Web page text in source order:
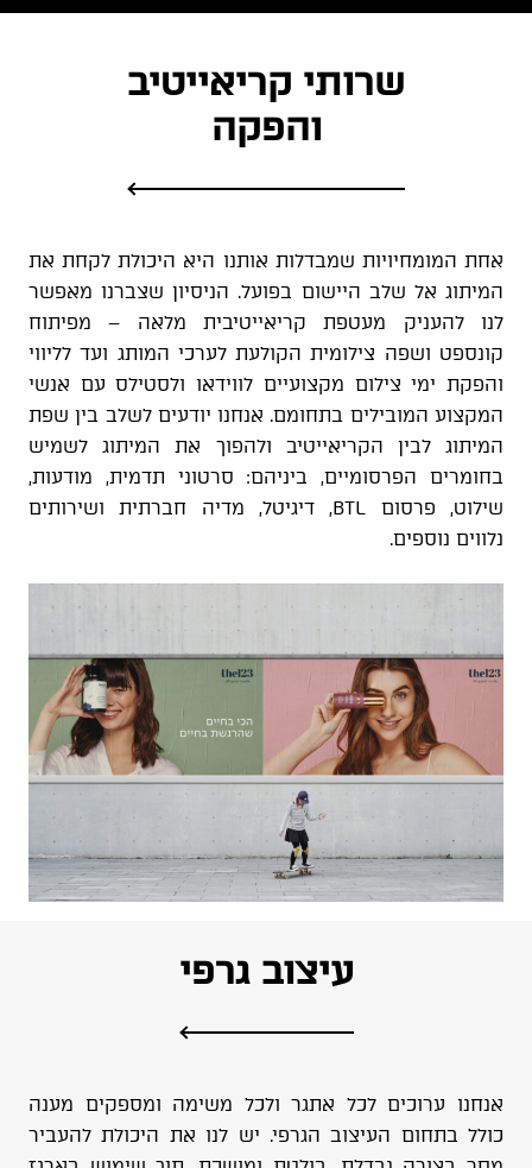
שרותי קריאייטיב
והפקה
אחת המומחיויות שמבדלות אותנו היא היכולת לקחת את
המיתוג אל שלב היישום בפועל. הניסיון שצברנו מאפשר
לנו להעניק מעטפת קריאייטיבית מלאה – מפיתוח
קונספט ושפה צילומית הקולעת לערכי המותג ועד לליווי
והפקת ימי צילום מקצועיים לווידאו ולסטילס עם אנשי
המקצוע המובילים בתחומם. אנחנו יודעים לשלב בין שפת
המיתוג לבין הקריאייטיב ולהפוך את המיתוג לשמיש
בחומרים הפרסומיים, ביניהם: סרטוני תדמית, מודעות,
שילוט, פרסום BTL, דיגיטל, מדיה חברתית ושירותים
נלווים נוספים.
עיצוב גרפי
אנחנו ערוכים לכל אתגר ולכל משימה ומספקים מענה
כולל בתחום העיצוב הגרפי. יש לנו את היכולת להעביר